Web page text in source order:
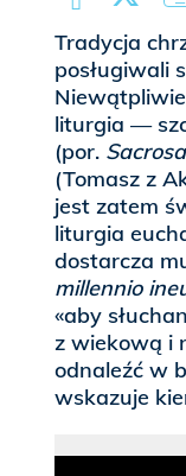
Tradycja
posługiwali
liturgia —
(por.
(Tomasz z
jest zatem
liturgia
dostarcza
millennio
«aby
z wiekową i
odnaleźć w
wskazuje